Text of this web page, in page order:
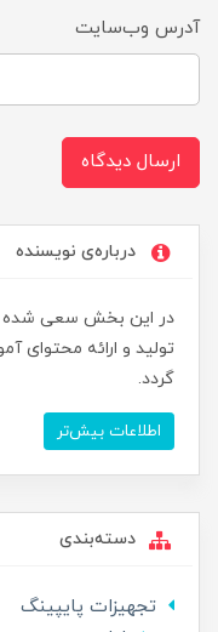
آدرس وب‌سایت
ارسال دیدگاه
درباره‌ی نویسنده
در این بخش سعی شده
تولید و ارائه
گردد.
اطلاعات بیش‌تر
دسته‌بندی
تجهیزات پایپینگ